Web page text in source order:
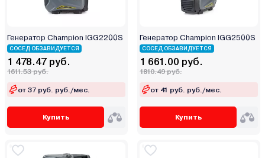
Генератор Champion IGG2200S
СОСЕД ОБЗАВИДУЕТСЯ
1 478.47 руб.
1611.53 руб.
от 37 руб. руб./мес.
Купить
Генератор Champion IGG2500S
СОСЕД ОБЗАВИДУЕТСЯ
1 661.00 руб.
1810.49 руб.
от 41 руб. руб./мес.
Купить